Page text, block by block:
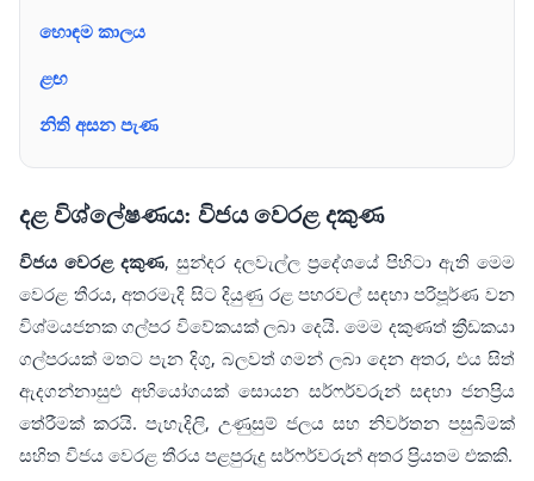
හොඳම කාලය
ළඟ
නිති අසන පැණ
දළ විශ්ලේෂණය: විජය වෙරළ දකුණ
විජය වෙරළ දකුණ, සුන්දර දලවැල්ල ප්‍රදේශයේ පිහිටා ඇති මෙම
වෙරළ තීරය, අතරමැදි සිට දියුණු රළ පහරවල් සඳහා පරිපූර්ණ වන
විශ්මයජනක ගල්පර විවේකයක් ලබා දෙයි. මෙම දකුණත් ක්‍රීඩකයා
ගල්පරයක් මතට පැන දිගු, බලවත් ගමන් ලබා දෙන අතර, එය සිත්
ඇදගන්නාසුළු අභියෝගයක් සොයන සර්ෆර්වරුන් සඳහා ජනප්‍රිය
තේරීමක් කරයි. පැහැදිලි, උණුසුම් ජලය සහ නිවර්තන පසුබිමක්
සහිත විජය වෙරළ තීරය පළපුරුදු සර්ෆර්වරුන් අතර ප්‍රියතම එකකි.